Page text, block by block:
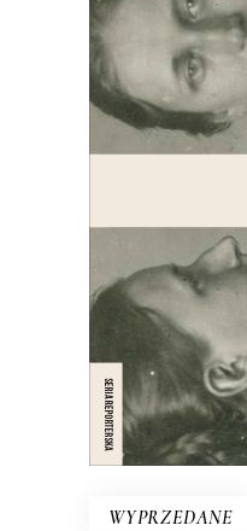
E-
PANNA
Opowieść o
działaczce
patriotce,
jednego z
42.00
WYPRZEDANE